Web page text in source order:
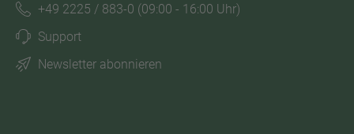
+49 2225 / 883-0 (09:00 - 16:00 Uhr)
Support
Newsletter abonnieren